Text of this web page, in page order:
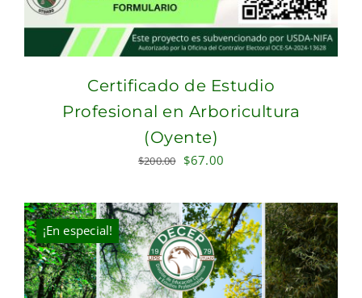
Certificado de Estudio
Profesional en Arboricultura
(Oyente)
$200.00 Original
was:
$200.00.
$67.00
is:
$67.00.
¡En especial!